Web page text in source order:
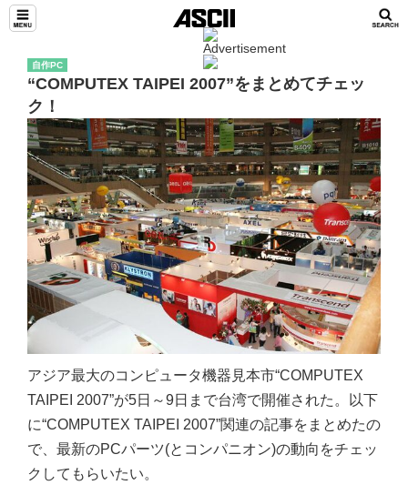
自作PC
“COMPUTEX TAIPEI 2007”をまとめてチェッ
ク！
アジア最大のコンピュータ機器見本市“COMPUTEX
TAIPEI 2007”が5日～9日まで台湾で開催された。以下
に“COMPUTEX TAIPEI 2007”関連の記事をまとめたの
で、最新のPCパーツ(とコンパニオン)の動向をチェッ
クしてもらいたい。